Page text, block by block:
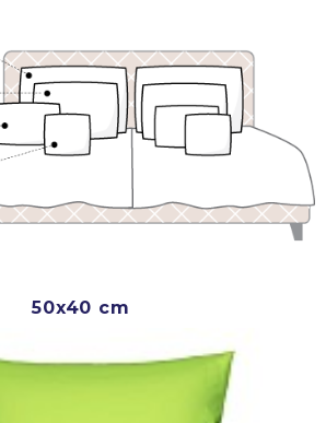
50x40 cm